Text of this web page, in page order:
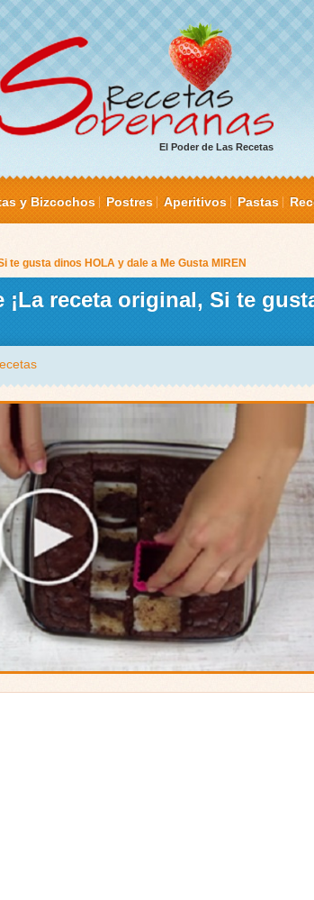
El Poder de Las Recetas
y Bizcochos Postres Aperitivos Pastas
gusta dinos HOLA y dale a Me Gusta MIREN
receta original, Si te